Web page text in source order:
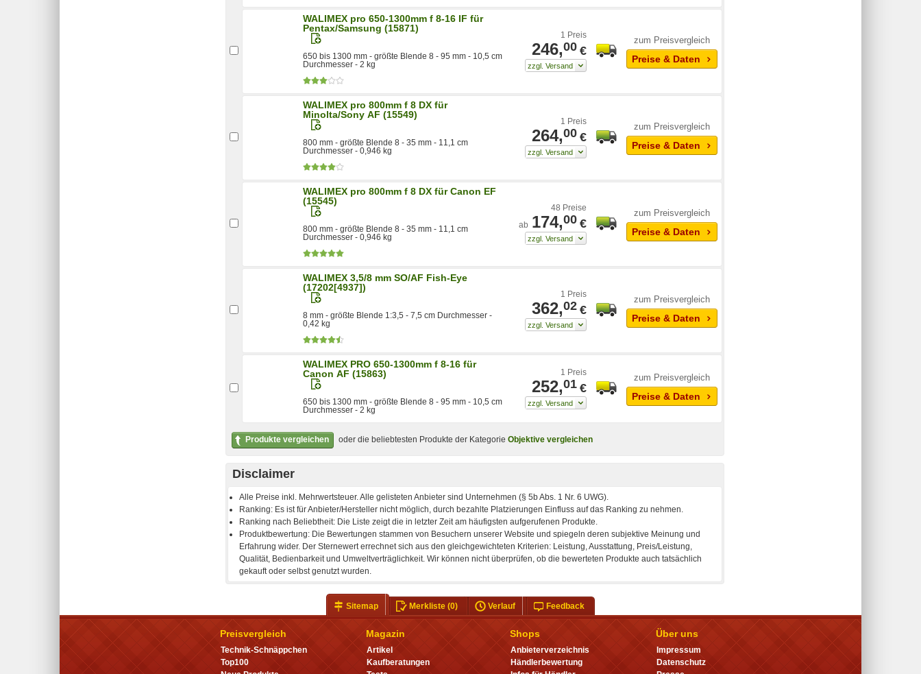
Produkte vergleichen oder die beliebtesten Produkte der KategorieObjektive vergleichen
WALIMEX pro 650-1300mm f 8-16 IF für
Pentax/Samsung (15871)
650 bis 1300 mm - größte Blende 8 - 95 mm - 10,5 cm
Durchmesser - 2 kg
1 Preis
246,00 €
zum Preisvergleich
Preise & Daten
WALIMEX pro 800mm f 8 DX für
Minolta/Sony AF (15549)
800 mm - größte Blende 8 - 35 mm - 11,1 cm
Durchmesser - 0,946 kg
1 Preis
264,00 €
zum Preisvergleich
Preise & Daten
WALIMEX pro 800mm f 8 DX für Canon EF
(15545)
800 mm - größte Blende 8 - 35 mm - 11,1 cm
Durchmesser - 0,946 kg
48 Preise
ab 174,00 €
zum Preisvergleich
Preise & Daten
WALIMEX 3,5/8 mm SO/AF Fish-Eye
(17202[4937])
8 mm - größte Blende 1:3,5 - 7,5 cm Durchmesser -
0,42 kg
1 Preis
362,02 €
zum Preisvergleich
Preise & Daten
WALIMEX PRO 650-1300mm f 8-16 für
Canon AF (15863)
650 bis 1300 mm - größte Blende 8 - 95 mm - 10,5 cm
Durchmesser - 2 kg
1 Preis
252,01 €
zum Preisvergleich
Preise & Daten
Disclaimer
Sitemap Merkliste(0) Verlauf Feedback
Preisvergleich
Technik-Schnäppchen
Top100
Magazin
Artikel
Kaufberatungen
Shops
Anbieterverzeichnis
Händlerbewertung
Über uns
Impressum
Datenschutz